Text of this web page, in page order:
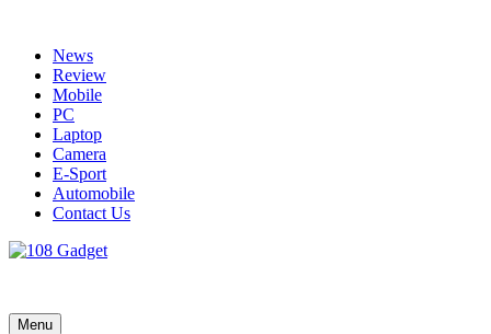
contentNews
Review
Mobile
PC
Laptop
Camera
E-Sport
Automobile
Contact Us
Menu